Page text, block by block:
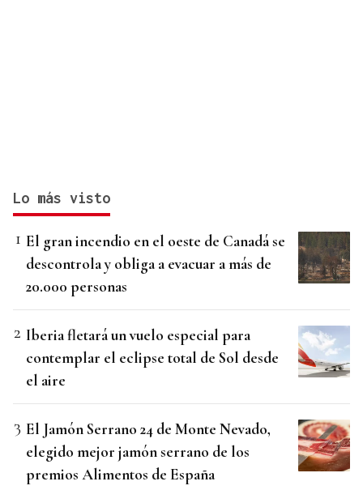
Lo más visto
El gran incendio en el oeste de Canadá se
descontrola y obliga a evacuar a más de
20.000 personas
Iberia fletará un vuelo especial para
contemplar el eclipse total de Sol desde
el aire
El Jamón Serrano 24 de Monte Nevado,
elegido mejor jamón serrano de los
premios Alimentos de España